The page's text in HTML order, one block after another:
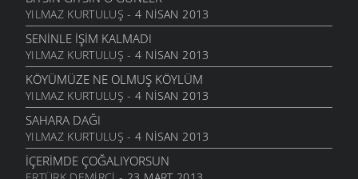
YÜREĞIMIZDE GURBETLIĞIN BERBAT İZLERI
14 TEMMUZ 2004
ÜLKEMIN DAĞLARI
14 TEMMUZ 2004
NEYE YARAR
14 TEMMUZ 2004
KAZANAN KIMDIR
14 TEMMUZ 2004
DALSIZ TOMURCUK
YILMAZ KURTULUŞ - 4 NISAN 2013
SENINLE İŞIM KALMADI
YILMAZ KURTULUŞ - 4 NISAN 2013
KÖYÜMÜZE NE OLMUŞ KÖYLÜM
YILMAZ KURTULUŞ - 4 NISAN 2013
SAHARA DAĞI
YILMAZ KURTULUŞ - 4 NISAN 2013
İÇERIMDE ÇOĞALIYORSUN